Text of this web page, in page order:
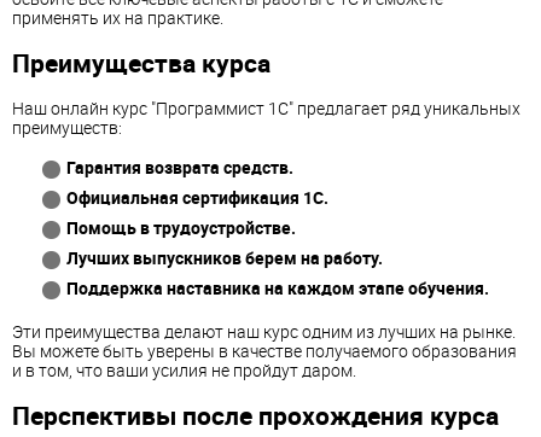
применять их на практике.
Преимущества курса
Наш онлайн курс "Программист 1С" предлагает ряд уникальных
преимуществ:
Гарантия возврата средств.
Официальная сертификация 1С.
Помощь в трудоустройстве.
Лучших выпускников берем на работу.
Поддержка наставника на каждом этапе обучения.
Эти преимущества делают наш курс одним из лучших на рынке.
Вы можете быть уверены в качестве получаемого образования
и в том, что ваши усилия не пройдут даром.
Перспективы после прохождения курса